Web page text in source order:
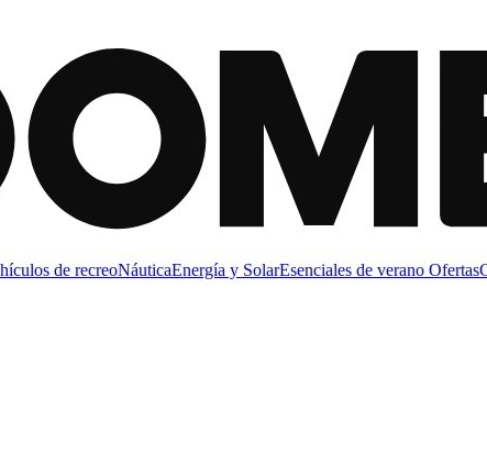
de recreoNáuticaEnergía y SolarEsenciales de verano Ofertas